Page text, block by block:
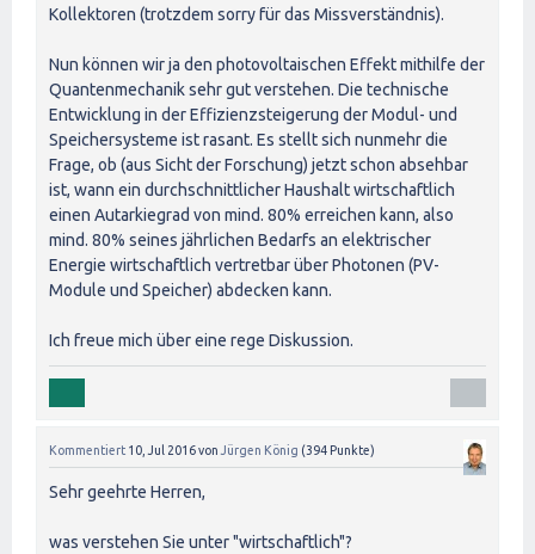
Kollektoren (trotzdem sorry für das Missverständnis).
Nun können wir ja den photovoltaischen Effekt mithilfe der
Quantenmechanik sehr gut verstehen. Die technische
Entwicklung in der Effizienzsteigerung der Modul- und
Speichersysteme ist rasant. Es stellt sich nunmehr die
Frage, ob (aus Sicht der Forschung) jetzt schon absehbar
ist, wann ein durchschnittlicher Haushalt wirtschaftlich
einen Autarkiegrad von mind. 80% erreichen kann, also
mind. 80% seines jährlichen Bedarfs an elektrischer
Energie wirtschaftlich vertretbar über Photonen (PV-
Module und Speicher) abdecken kann.
Ich freue mich über eine rege Diskussion.
Kommentiert 10, Jul 2016von Jürgen König (394 Punkte)
Sehr geehrte Herren,
was verstehen Sie unter "wirtschaftlich"?